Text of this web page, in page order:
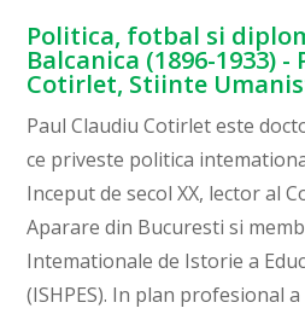
Politica, fotbal si
Balcanica (1896-1933)
Cotirlet, Stiinte
Paul Claudiu Cotirlet este
ce priveste politica
Inceput de secol XX, lector al
Aparare din Bucuresti si
Intemationale de Istorie a
(ISHPES). In plan profesional